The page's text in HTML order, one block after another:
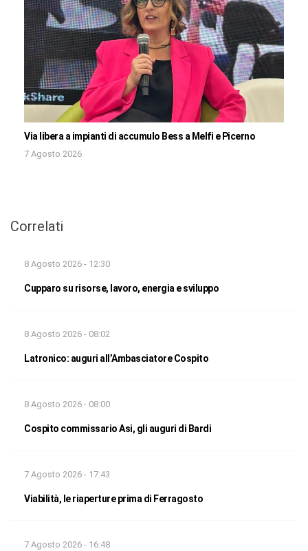
Via libera a impianti di accumulo Bess a Melfi e Picerno
7 Agosto 2026
Correlati
8 Agosto 2026 - 12:30
Cupparo su risorse, lavoro, energia e sviluppo
8 Agosto 2026 - 08:02
Latronico: auguri all’Ambasciatore Cospito
8 Agosto 2026 - 08:00
Cospito commissario Asi, gli auguri di Bardi
7 Agosto 2026 - 17:43
Viabilità, le riaperture prima di Ferragosto
7 Agosto 2026 - 16:48